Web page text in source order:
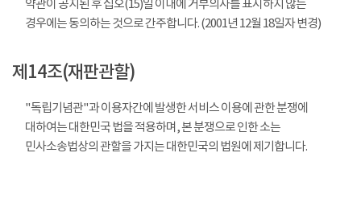
약관이 공지된 후 십오(15)일 이내에 거부의사를 표시하지 않는
경우에는 동의하는 것으로 간주합니다. (2001년 12월 18일자 변경)
제14조(재판관할)
"독립기념관"과 이용자간에 발생한 서비스 이용에 관한 분쟁에
대하여는 대한민국 법을 적용하며, 본 분쟁으로 인한 소는
민사소송법상의 관할을 가지는 대한민국의 법원에 제기합니다.